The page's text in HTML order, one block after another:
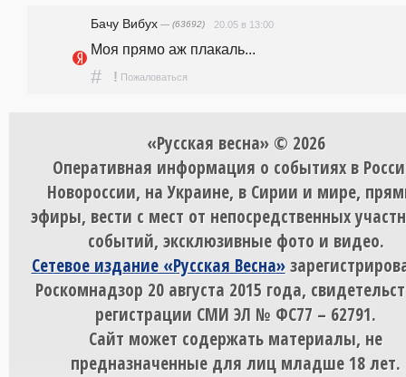
Бачу Вибух — (63692) 20.05 в 13:00
Моя прямо аж плакаль...
# ! Пожаловаться
«Русская весна» © 2026
Оперативная информация о событиях в
Новороссии, на Украине, в Сирии и мире,
эфиры, вести с мест от непосредственных
событий, эксклюзивные фото и видео.
Сетевое издание «Русская Весна»
Роскомнадзор 20 августа 2015 года,
регистрации СМИ ЭЛ № ФС77 – 62791.
Сайт может содержать материалы, не
предназначенные для лиц младше 18 лет.